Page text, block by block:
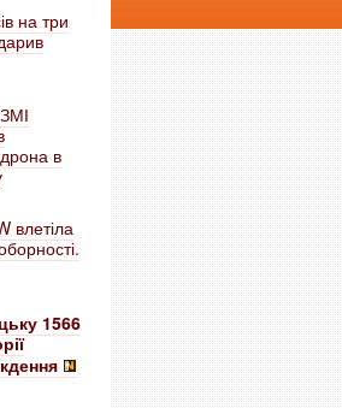
на три
дрона в
влетіла
1566